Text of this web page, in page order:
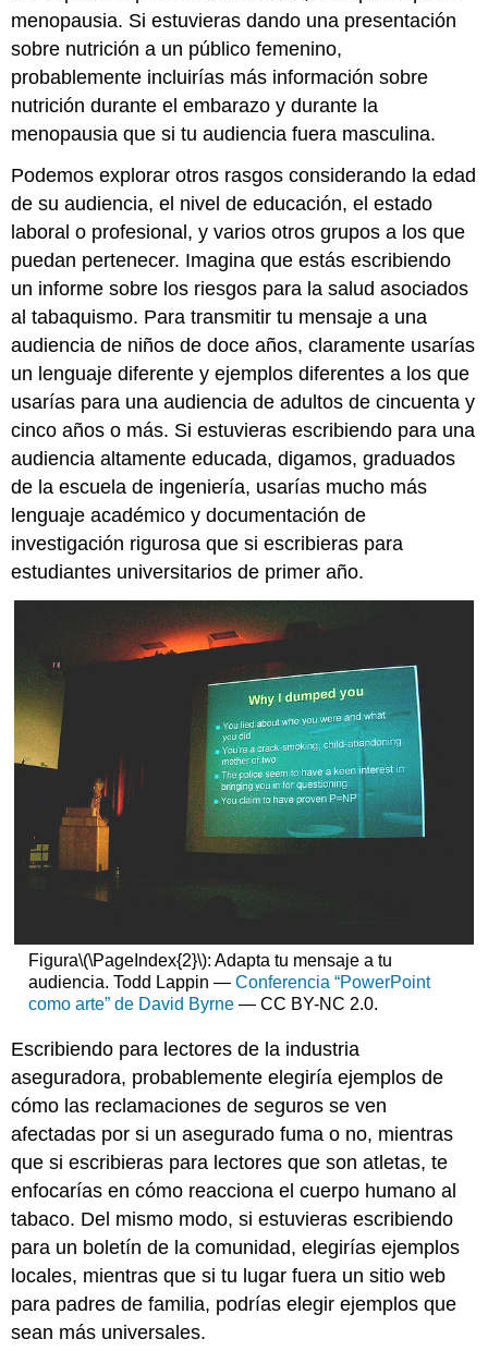
menopausia. Si estuvieras dando una presentación
sobre nutrición a un público femenino,
probablemente incluirías más información sobre
nutrición durante el embarazo y durante la
menopausia que si tu audiencia fuera masculina.
Podemos explorar otros rasgos considerando la edad
de su audiencia, el nivel de educación, el estado
laboral o profesional, y varios otros grupos a los que
puedan pertenecer. Imagina que estás escribiendo
un informe sobre los riesgos para la salud asociados
al tabaquismo. Para transmitir tu mensaje a una
audiencia de niños de doce años, claramente usarías
un lenguaje diferente y ejemplos diferentes a los que
usarías para una audiencia de adultos de cincuenta y
cinco años o más. Si estuvieras escribiendo para una
audiencia altamente educada, digamos, graduados
de la escuela de ingeniería, usarías mucho más
lenguaje académico y documentación de
investigación rigurosa que si escribieras para
estudiantes universitarios de primer año.
Figura\(\PageIndex{2}\): Adapta tu mensaje a tu
audiencia. Todd Lappin — Conferencia “PowerPoint
como arte” de David Byrne— CC BY-NC 2.0.
Escribiendo para lectores de la industria
aseguradora, probablemente elegiría ejemplos de
cómo las reclamaciones de seguros se ven
afectadas por si un asegurado fuma o no, mientras
que si escribieras para lectores que son atletas, te
enfocarías en cómo reacciona el cuerpo humano al
tabaco. Del mismo modo, si estuvieras escribiendo
para un boletín de la comunidad, elegirías ejemplos
locales, mientras que si tu lugar fuera un sitio web
para padres de familia, podrías elegir ejemplos que
sean más universales.